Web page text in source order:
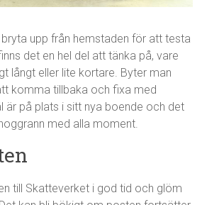
upp från hemstaden för att testa
det en hel del att tänka på, vare
långt eller lite kortare. Byter man
komma tillbaka och fixa med
är på plats i sitt nya boende och det
med alla moment.
till Skatteverket i god tid och glöm